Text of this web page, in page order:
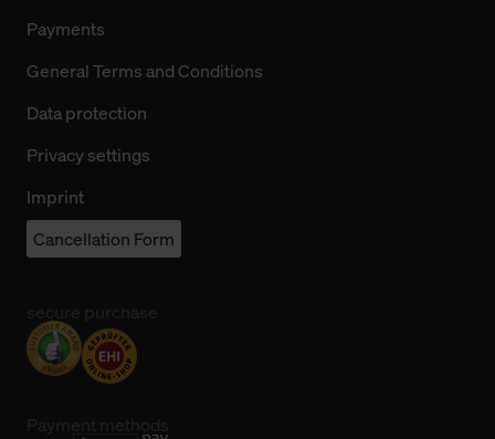
Payments
General Terms and Conditions
Data protection
Privacy settings
Imprint
Cancellation Form